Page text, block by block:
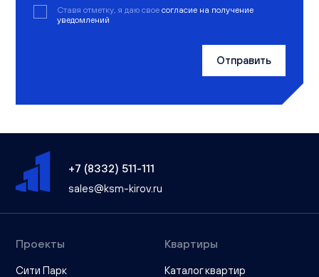
Ставя отметку, я даю свое согласие на получение
уведомлений
Отправить
+7 (8332) 511-111
sales@ksm-kirov.ru
Проекты
Сити Парк
Квартиры
Каталог квартир